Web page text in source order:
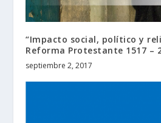
“Impacto social, político y
Reforma Protestante 1517 –
septiembre 2, 2017